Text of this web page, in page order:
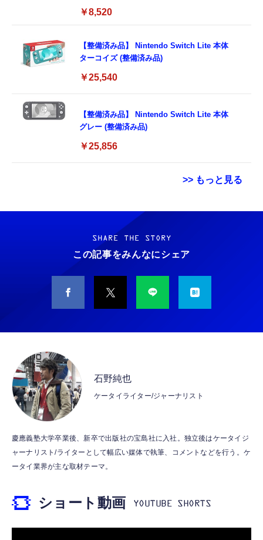
応
￥8,520
【整備済み品】 Nintendo Switch Lite 本体
ターコイズ (整備済み品)
￥25,540
【整備済み品】 Nintendo Switch Lite 本体
グレー (整備済み品)
￥25,856
>> もっと見る
【New】Amazon Fire TV Stick HD | 手軽に
ストリーミングをはじめよう | ストリーミン
グメディアプレイヤー
￥6,980
【New】Amazon Fire TV Stick HD | 手軽に
ストリーミングをはじめよう | ストリーミン
￥6,980
質ストリーミング | ストリーミングメディア
プレイヤー
Amazon Fire TV Stick 4K Plus | 映画館のよ
うな4K体験 | ストリーミングメディアプレイ
ヤー
Amazon Echo Dot (エコードット) 第5世代 -
【ダウンロード版】契約事務手数料が無料に
なるmineoエントリーパッケージ
docomo/au/SoftBankの3回線が選べる格安
SIMカード【Amazon.co.jp限定】
￥100
【DL版】【初期費用3,300円が無料 ※1契約者
2回線/年に限り】IIJmioえらべるSIMカード
￥290
対応 ケーブル一体型 1.5m PSE認証品 GaN採
用 折りたたみ式プラグ しろちゃん 【
iPhone16 15 等対応】 EC-AC6920WF
USB Type Cケーブル【1m+1m+2m+2m/4
本】タイプc ケーブル PD対応 60W急速充
電】データ転送 断線防止 高耐久ナイロン
Pixel Type C機種対応
エレコム 充電器 40W 2ポート Type-C USB
TAMASHII NATIONS S.H.フィギュアーツ
ONE PIECE シャンクス -マリンフォード頂上
決戦- 約165mm PVC&ABS&布製 塗装済み可
動フィギュア
￥9,900
TAMASHII NATIONS S.H.フィギュアーツ 機
動戦士ガンダムSEED DESTINY キラ・ヤマ
￥9,900
HUNTER×HUNTER クロロ 約155mm
PVC&ABS製 塗装済み可動フィギュア
TAMASHII NATIONS 超合金魂 超電磁ロボ コ
ン・バトラーV GX-121 コン・バトラーV6 約
260mm ABS&ダイキャスト&PVC製 塗装済み
TAMASHII NATIONS S.H.フィギュアーツ
SHARE THE STORY
この記事をみんなにシェア
石野純也
ケータイライター/ジャーナリスト
慶應義塾大学卒業後、新卒で出版社の宝島社に入社。独立後はケータイジ
ャーナリスト/ライターとして幅広い媒体で執筆、コメントなどを行う。ケ
ータイ業界が主な取材テーマ。
ショート動画